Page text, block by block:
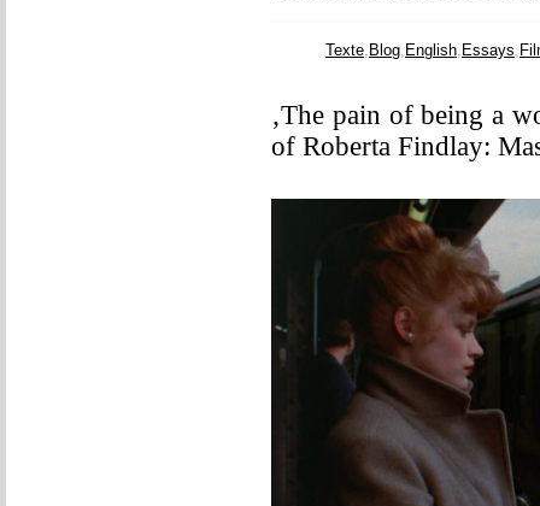
Texte, Blog, English, Essays,
‚The pain of being a
of Roberta Findlay: